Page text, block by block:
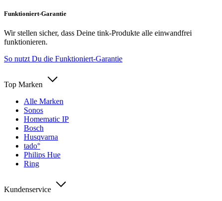
Funktioniert-Garantie
Wir stellen sicher, dass Deine tink-Produkte alle einwandfrei
funktionieren.
So nutzt Du die Funktioniert-Garantie
Top Marken
Alle Marken
Sonos
Homematic IP
Bosch
Husqvarna
tado°
Philips Hue
Ring
Kundenservice